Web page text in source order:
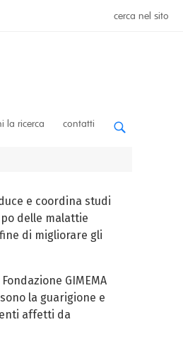
cerca nel sito
la ricerca contatti
e coordina studi
delle malattie
di migliorare gli
GIMEMA
la guarigione e
affetti da